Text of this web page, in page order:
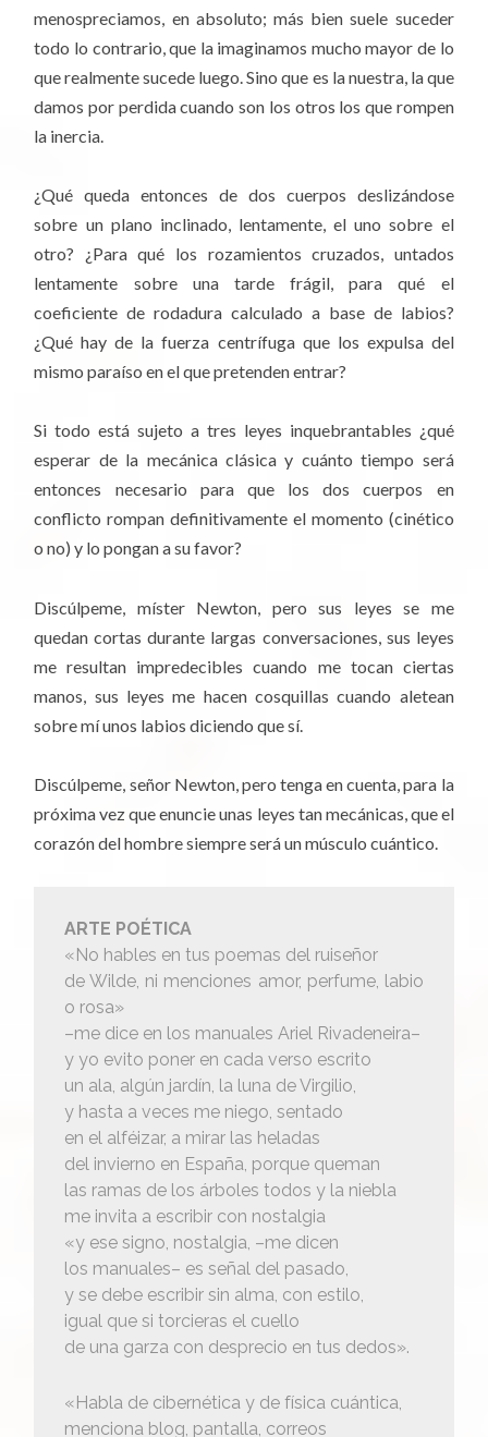
menospreciamos, en absoluto; más bien suele suceder
todo lo contrario, que la imaginamos mucho mayor de lo
que realmente sucede luego. Sino que es la nuestra, la que
damos por perdida cuando son los otros los que rompen
la inercia.
¿Qué queda entonces de dos cuerpos deslizándose
sobre un plano inclinado, lentamente, el uno sobre el
otro? ¿Para qué los rozamientos cruzados, untados
lentamente sobre una tarde frágil, para qué el
coeficiente de rodadura calculado a base de labios?
¿Qué hay de la fuerza centrífuga que los expulsa del
mismo paraíso en el que pretenden entrar?
Si todo está sujeto a tres leyes inquebrantables ¿qué
esperar de la mecánica clásica y cuánto tiempo será
entonces necesario para que los dos cuerpos en
conflicto rompan definitivamente el momento (cinético
o no) y lo pongan a su favor?
Discúlpeme, míster Newton, pero sus leyes se me
quedan cortas durante largas conversaciones, sus leyes
me resultan impredecibles cuando me tocan ciertas
manos, sus leyes me hacen cosquillas cuando aletean
sobre mí unos labios diciendo que sí.
Discúlpeme, señor Newton, pero tenga en cuenta, para la
próxima vez que enuncie unas leyes tan mecánicas, que el
corazón del hombre siempre será un músculo cuántico.
ARTE POÉTICA
«No hables en tus poemas del ruiseñor
de Wilde, ni menciones amor, perfume, labio
o rosa»
–me dice en los manuales Ariel Rivadeneira–
y yo evito poner en cada verso escrito
un ala, algún jardín, la luna de Virgilio,
y hasta a veces me niego, sentado
en el alféizar, a mirar las heladas
del invierno en España, porque queman
las ramas de los árboles todos y la niebla
me invita a escribir con nostalgia
«y ese signo, nostalgia, –me dicen
los manuales– es señal del pasado,
y se debe escribir sin alma, con estilo,
igual que si torcieras el cuello
de una garza con desprecio en tus dedos».
«Habla de cibernética y de física cuántica,
menciona blog, pantalla, correos